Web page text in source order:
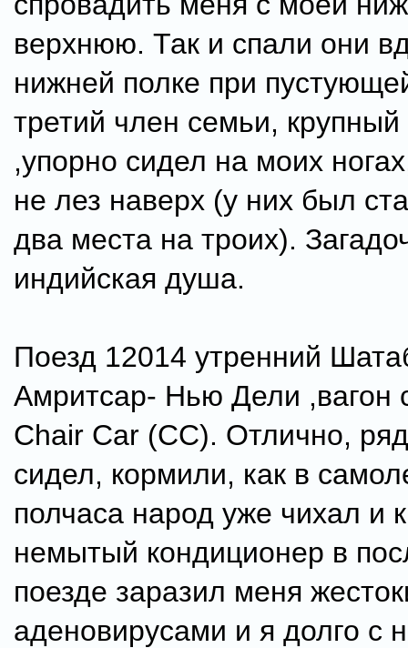
верхнюю. Так и спали они
нижней полке при
третий член семьи, крупный
,упорно сидел на моих
не лез наверх (у них был
два места на троих).
индийская душа.
Поезд 12014 утренний
Амритсар- Нью Дели ,вагон
Chair Car (CC). Отлично,
сидел, кормили, как в
полчаса народ уже чихал и
немытый кондиционер в
поезде заразил меня
аденовирусами и я долго с